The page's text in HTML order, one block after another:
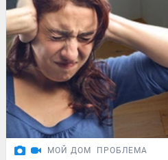
МОЙ ДОМ ПРОБЛЕМА